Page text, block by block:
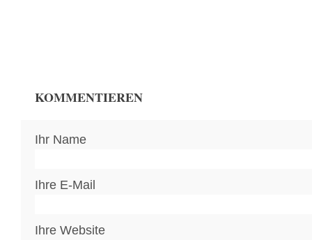
KOMMENTIEREN
Ihr Name
Ihre E-Mail
Ihre Website